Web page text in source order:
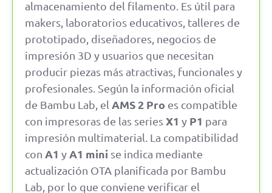
almacenamiento del filamento. Es útil para
makers, laboratorios educativos, talleres de
prototipado, diseñadores, negocios de
impresión 3D y usuarios que necesitan
producir piezas más atractivas, funcionales y
profesionales. Según la información oficial
de Bambu Lab, el AMS 2 Pro es compatible
con impresoras de las seriesX1 y P1 para
impresión multimaterial. La compatibilidad
con A1 yA1 mini se indica mediante
actualización OTA planificada por Bambu
Lab, por lo que conviene verificar el